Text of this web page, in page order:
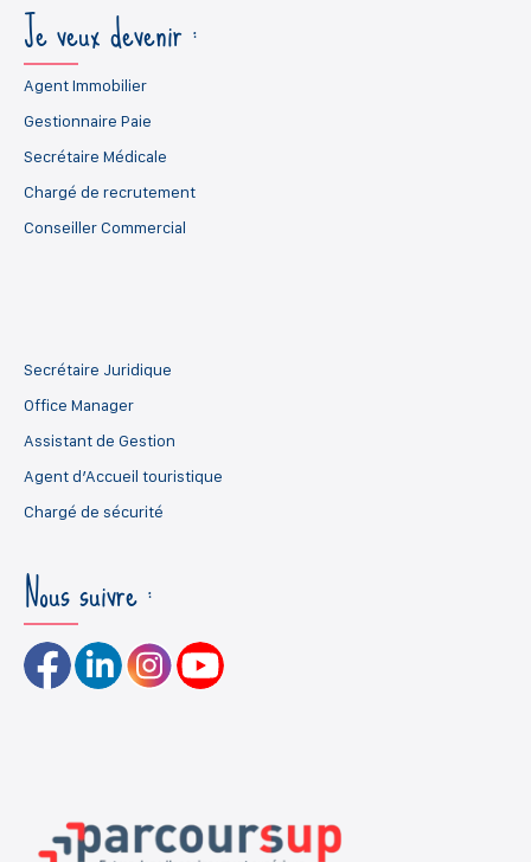
Je veux devenir :
Agent Immobilier
Gestionnaire Paie
Secrétaire Médicale
Chargé de recrutement
Conseiller Commercial
Secrétaire Juridique
Office Manager
Assistant de Gestion
Agent d’Accueil touristique
Chargé de sécurité
Nous suivre :